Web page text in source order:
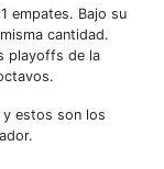
empates. Bajo su
cantidad.
playoffs de la
y estos son los